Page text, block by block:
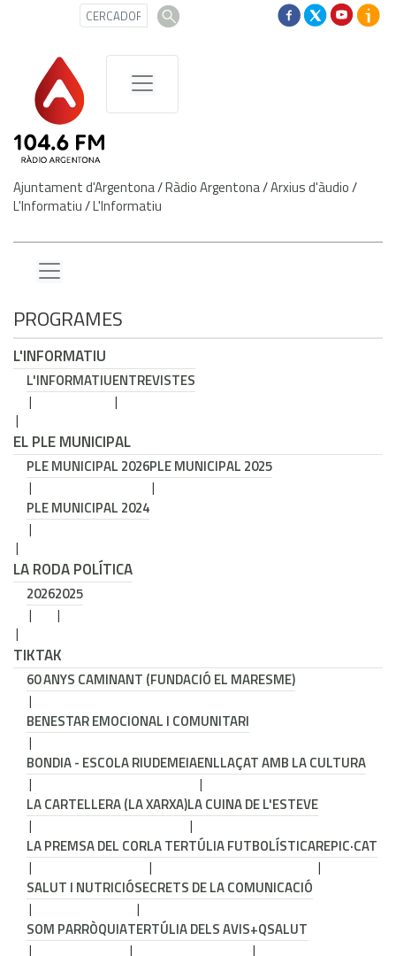
Ajuntament d'Argentona/Ràdio Argentona/Arxius d'àudio/
L'Informatiu/L'Informatiu
PROGRAMES
L'INFORMATIU
L'INFORMATIUENTREVISTES
EL PLE MUNICIPAL
PLE MUNICIPAL 2026PLE MUNICIPAL 2025
PLE MUNICIPAL 2024
LA RODA POLÍTICA
20262025
TIKTAK
60 ANYS CAMINANT (FUNDACIÓ EL MARESME)
BENESTAR EMOCIONAL I COMUNITARI
BONDIA - ESCOLA RIUDEMEIAENLLAÇAT AMB LA CULTURA
LA CARTELLERA (LA XARXA)LA CUINA DE L'ESTEVE
LA PREMSA DEL CORLA TERTÚLIA FUTBOLÍSTICAREPIC·CAT
SALUT I NUTRICIÓSECRETS DE LA COMUNICACIÓ
SOM PARRÒQUIATERTÚLIA DELS AVIS+QSALUT